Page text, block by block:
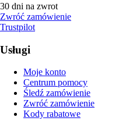
30 dni na zwrot
Zwróć zamówienie
Trustpilot
Usługi
Moje konto
Centrum pomocy
Śledź zamówienie
Zwróć zamówienie
Kody rabatowe